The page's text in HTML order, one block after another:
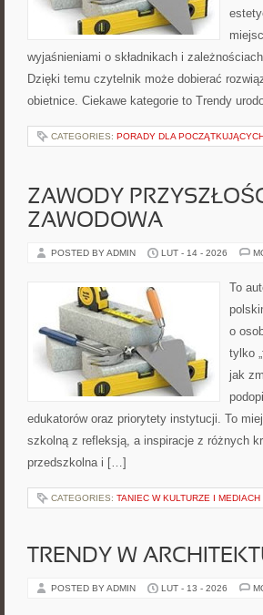
wyjaśnieniami o składnikach i
Dzięki temu czytelnik może dobierać
obietnice. Ciekawe kategorie to Trendy
CATEGORIES: PORADY DLA
ZAWODY
ZAWODOWA
POSTED BY ADMIN LUT - 14 - 2026
To
o
tylko
jak
edukatorów oraz priorytety instytucji. To
szkolną z refleksją, a inspiracje z różnych
przedszkolna i […]
CATEGORIES: TANIEC W KULTURZE I MEDIACH
TRENDY W
POSTED BY ADMIN LUT - 13 - 2026